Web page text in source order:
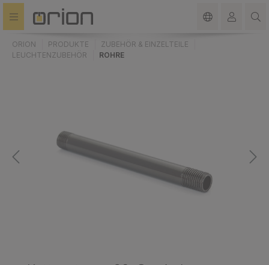
springen
ORION PRODUKTE
ZUBEHÖR & EINZELTEILE
LEUCHTENZUBEHÖR
ROHRE